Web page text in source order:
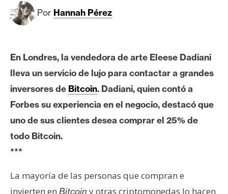
a
s
B
i
c
o
Por Hannah Pérez
En Londres, la vendedora de arte Eleese Dadiani
lleva un servicio de lujo para contactar a grandes
inversores de Bitcoin. Dadiani, quien contó a
Forbes su experiencia en el negocio, destacó que
uno de sus clientes desea comprar el 25% de
todo Bitcoin.
***
La mayoría de las personas que compran e
invierten en Bitcoin y otras criptomonedas lo hacen